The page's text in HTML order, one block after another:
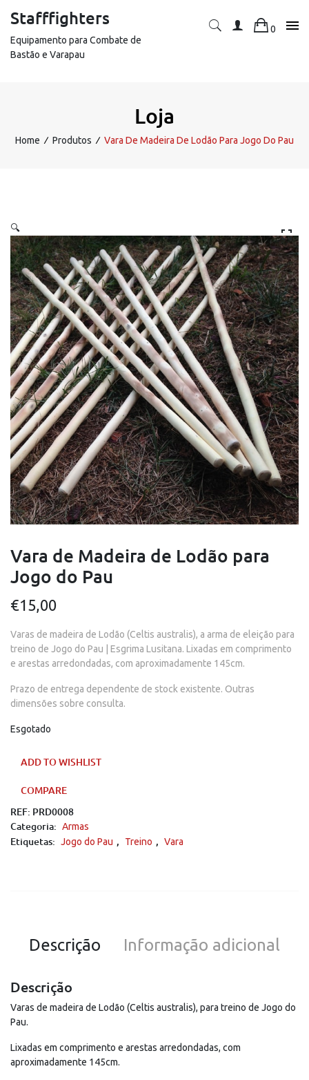
content
Stafffighters
Equipamento para Combate de
Bastão e Varapau
0
Loja
Home ∕ Produtos ∕ Vara De Madeira De Lodão Para Jogo Do Pau
🔍
Vara de Madeira de Lodão para
Jogo do Pau
€15,00
Varas de madeira de Lodão (Celtis australis), a arma de eleição para
treino de Jogo do Pau | Esgrima Lusitana. Lixadas em comprimento
e arestas arredondadas, com aproximadamente 145cm.
Prazo de entrega dependente de stock existente. Outras
dimensões sobre consulta.
Esgotado
ADD TO WISHLIST
COMPARE
REF: PRD0008
Categoria: Armas
Etiquetas: Jogo do Pau , Treino , Vara
Descrição Informação adicional
Descrição
Varas de madeira de Lodão (Celtis australis), para treino de Jogo do
Pau.
Lixadas em comprimento e arestas arredondadas, com
aproximadamente 145cm.